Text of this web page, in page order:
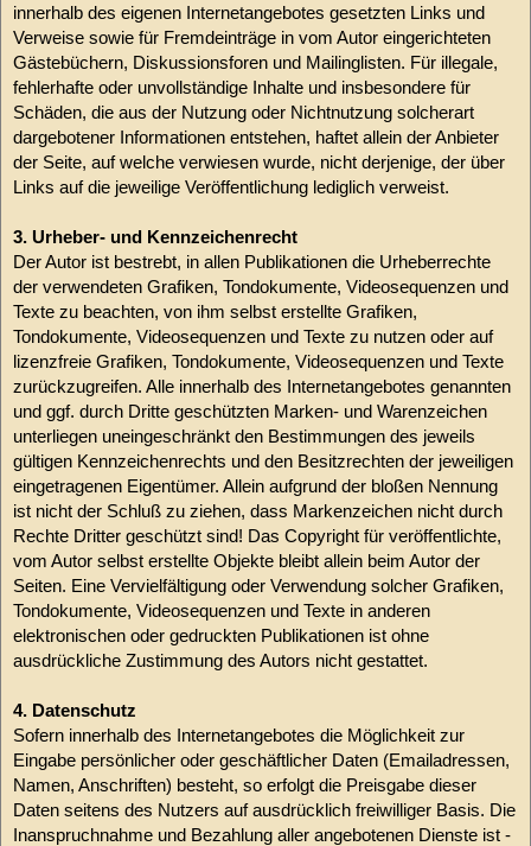
innerhalb des eigenen Internetangebotes gesetzten Links und
Verweise sowie für Fremdeinträge in vom Autor eingerichteten
Gästebüchern, Diskussionsforen und Mailinglisten. Für illegale,
fehlerhafte oder unvollständige Inhalte und insbesondere für
Schäden, die aus der Nutzung oder Nichtnutzung solcherart
dargebotener Informationen entstehen, haftet allein der Anbieter
der Seite, auf welche verwiesen wurde, nicht derjenige, der über
Links auf die jeweilige Veröffentlichung lediglich verweist.
3. Urheber- und Kennzeichenrecht
Der Autor ist bestrebt, in allen Publikationen die Urheberrechte
der verwendeten Grafiken, Tondokumente, Videosequenzen und
Texte zu beachten, von ihm selbst erstellte Grafiken,
Tondokumente, Videosequenzen und Texte zu nutzen oder auf
lizenzfreie Grafiken, Tondokumente, Videosequenzen und Texte
zurückzugreifen. Alle innerhalb des Internetangebotes genannten
und ggf. durch Dritte geschützten Marken- und Warenzeichen
unterliegen uneingeschränkt den Bestimmungen des jeweils
gültigen Kennzeichenrechts und den Besitzrechten der jeweiligen
eingetragenen Eigentümer. Allein aufgrund der bloßen Nennung
ist nicht der Schluß zu ziehen, dass Markenzeichen nicht durch
Rechte Dritter geschützt sind! Das Copyright für veröffentlichte,
vom Autor selbst erstellte Objekte bleibt allein beim Autor der
Seiten. Eine Vervielfältigung oder Verwendung solcher Grafiken,
Tondokumente, Videosequenzen und Texte in anderen
elektronischen oder gedruckten Publikationen ist ohne
ausdrückliche Zustimmung des Autors nicht gestattet.
4. Datenschutz
Sofern innerhalb des Internetangebotes die Möglichkeit zur
Eingabe persönlicher oder geschäftlicher Daten (Emailadressen,
Namen, Anschriften) besteht, so erfolgt die Preisgabe dieser
Daten seitens des Nutzers auf ausdrücklich freiwilliger Basis. Die
Inanspruchnahme und Bezahlung aller angebotenen Dienste ist -